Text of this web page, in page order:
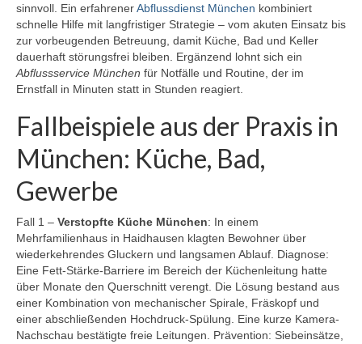
sinnvoll. Ein erfahrenerAbflussdienst München kombiniert
schnelle Hilfe mit langfristiger Strategie – vom akuten Einsatz bis
zur vorbeugenden Betreuung, damit Küche, Bad und Keller
dauerhaft störungsfrei bleiben. Ergänzend lohnt sich ein
Abflussservice München für Notfälle und Routine, der im
Ernstfall in Minuten statt in Stunden reagiert.
Fallbeispiele aus der Praxis in
München: Küche, Bad,
Gewerbe
Fall 1 – Verstopfte Küche München: In einem
Mehrfamilienhaus in Haidhausen klagten Bewohner über
wiederkehrendes Gluckern und langsamen Ablauf. Diagnose:
Eine Fett-Stärke-Barriere im Bereich der Küchenleitung hatte
über Monate den Querschnitt verengt. Die Lösung bestand aus
einer Kombination von mechanischer Spirale, Fräskopf und
einer abschließenden Hochdruck-Spülung. Eine kurze Kamera-
Nachschau bestätigte freie Leitungen. Prävention: Siebeinsätze,